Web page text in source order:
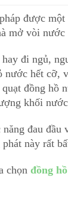
được
mở vòi
đi ngủ,
hết cỡ,
đồng hồ
khối
đau
này rất
chọn đồng